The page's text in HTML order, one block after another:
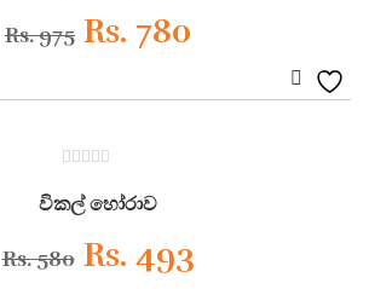
Rs.975 Original
price
was:
Rs. 975.
Rs. 780
price
out
of
විකල් හෝරාව
Rs.580 Original
Rs. 493Current